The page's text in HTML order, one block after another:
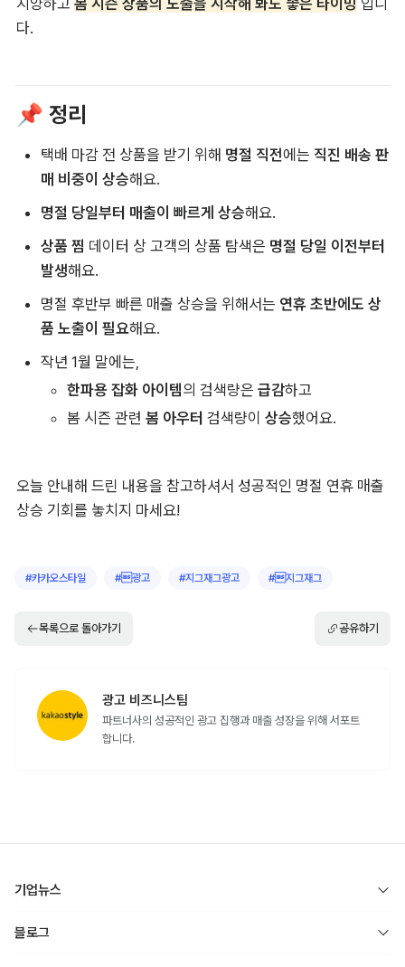
지양하고 봄 시즌 상품의 노출을 시작해 봐도 좋은 타이밍 입니
다.
📌 정리
택배 마감 전 상품을 받기 위해 명절 직전에는 직진 배송 판
매 비중이 상승해요.
명절 당일부터 매출이 빠르게 상승해요.
상품 찜 데이터 상 고객의 상품 탐색은 명절 당일 이전부터
발생해요.
명절 후반부 빠른 매출 상승을 위해서는 연휴 초반에도 상
품 노출이 필요해요.
작년 1월 말에는,
한파용 잡화 아이템의 검색량은 급감하고
봄 시즌 관련 봄 아우터 검색량이 상승했어요.
오늘 안내해 드린 내용을 참고하셔서 성공적인 명절 연휴 매출
상승 기회를 놓치지 마세요!
#카카오스타일 #광고 #지그재그광고 #지그재그
목록으로 돌아가기 공유하기
광고 비즈니스팀
파트너사의 성공적인 광고 집행과 매출 성장을 위해 서포트
합니다.
기업뉴스
블로그